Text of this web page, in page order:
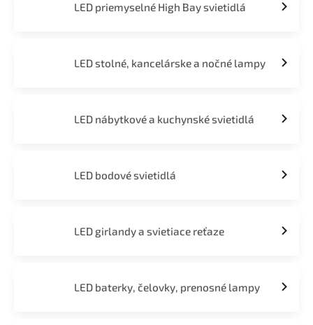
LED priemyselné High Bay svietidlá
LED stolné, kancelárske a nočné lampy
LED nábytkové a kuchynské svietidlá
LED bodové svietidlá
LED girlandy a svietiace reťaze
LED baterky, čelovky, prenosné lampy